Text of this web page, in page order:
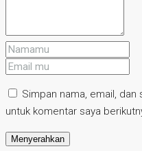
Simpan nama, email,
untuk komentar saya